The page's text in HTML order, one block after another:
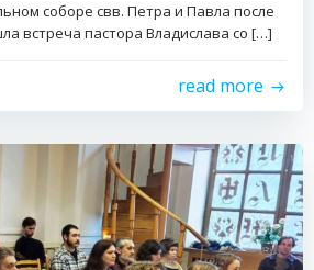
соборе свв. Петра и Павла после
встреча пастора Владислава со […]
read more